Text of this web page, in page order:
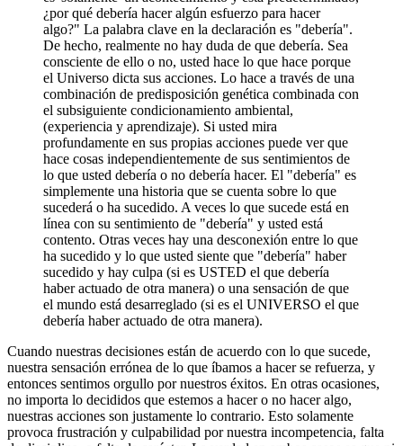
¿por qué debería hacer algún esfuerzo para hacer
algo?" La palabra clave en la declaración es "debería".
De hecho, realmente no hay duda de que debería. Sea
consciente de ello o no, usted hace lo que hace porque
el Universo dicta sus acciones. Lo hace a través de una
combinación de predisposición genética combinada con
el subsiguiente condicionamiento ambiental,
(experiencia y aprendizaje). Si usted mira
profundamente en sus propias acciones puede ver que
hace cosas independientemente de sus sentimientos de
lo que usted debería o no debería hacer. El "debería" es
simplemente una historia que se cuenta sobre lo que
sucederá o ha sucedido. A veces lo que sucede está en
línea con su sentimiento de "debería" y usted está
contento. Otras veces hay una desconexión entre lo que
ha sucedido y lo que usted siente que "debería" haber
sucedido y hay culpa (si es USTED el que debería
haber actuado de otra manera) o una sensación de que
el mundo está desarreglado (si es el UNIVERSO el que
debería haber actuado de otra manera).
Cuando nuestras decisiones están de acuerdo con lo que sucede,
nuestra sensación errónea de lo que íbamos a hacer se refuerza, y
entonces sentimos orgullo por nuestros éxitos. En otras ocasiones,
no importa lo decididos que estemos a hacer o no hacer algo,
nuestras acciones son justamente lo contrario. Esto solamente
provoca frustración y culpabilidad por nuestra incompetencia, falta